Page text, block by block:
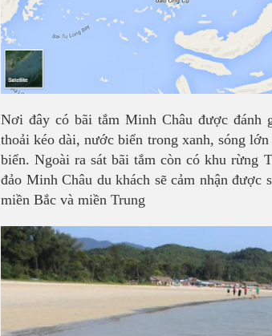
Nơi đây có bãi tắm Minh Châu được đánh
thoải kéo dài, nước biển trong xanh, sóng
biển. Ngoài ra sát bãi tắm còn có khu rừng
đảo Minh Châu du khách sẽ cảm nhận được
miền Bắc và miền Trung